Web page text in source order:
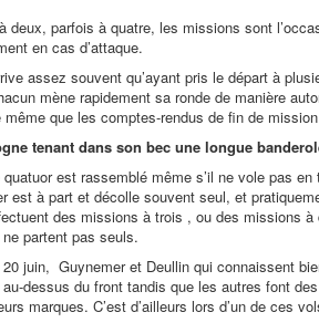
deux, parfois à quatre, les missions sont
en cas d’attaque.
assez souvent qu’ayant pris le départ à
mène rapidement sa ronde de manière
même que les comptes-rendus de fin de
tenant dans son bec une longue
est rassemblé même s’il ne vole pas
est à part et décolle souvent seul, et
des missions à trois , ou des missions
partent pas seuls.
20 juin, Guynemer et Deullin qui connaissent
dessus du front tandis que les autres font
marques. C’est d’ailleurs lors d’un de ces